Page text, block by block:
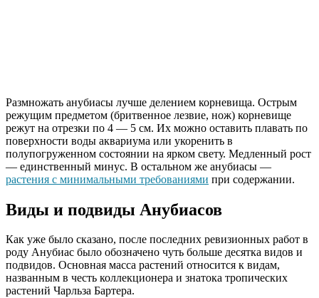
Размножать анубиасы лучше делением корневища. Острым
режущим предметом (бритвенное лезвие, нож) корневище
режут на отрезки по 4 — 5 см. Их можно оставить плавать по
поверхности воды аквариума или укоренить в
полупогруженном состоянии на ярком свету. Медленный рост
— единственный минус. В остальном же анубиасы —
растения с минимальными требованиями при содержании.
Виды и подвиды Анубиасов
Как уже было сказано, после последних ревизионных работ в
роду Анубиас было обозначено чуть больше десятка видов и
подвидов. Основная масса растений относится к видам,
названным в честь коллекционера и знатока тропических
растений Чарльза Бартера.